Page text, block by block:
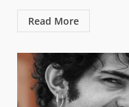
Read More